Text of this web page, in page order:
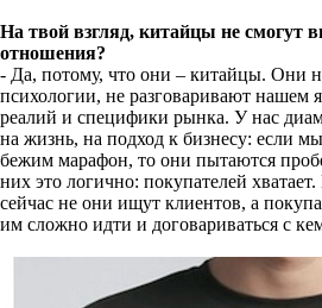
На твой взгляд, китайцы не смогут
отношения?
- Да, потому, что они – китайцы. Они
психологии, не разговаривают нашем
реалий и специфики рынка. У нас
на жизнь, на подход к бизнесу: если
бежим марафон, то они пытаются
них это логично: покупателей
сейчас не они ищут клиентов, а
им сложно идти и договариваться с